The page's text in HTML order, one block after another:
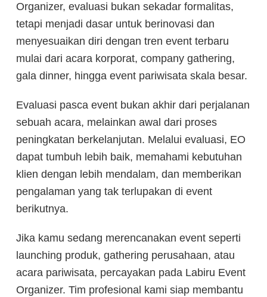
Organizer, evaluasi bukan sekadar formalitas,
tetapi menjadi dasar untuk berinovasi dan
menyesuaikan diri dengan tren event terbaru
mulai dari acara korporat, company gathering,
gala dinner, hingga event pariwisata skala besar.
Evaluasi pasca event bukan akhir dari perjalanan
sebuah acara, melainkan awal dari proses
peningkatan berkelanjutan. Melalui evaluasi, EO
dapat tumbuh lebih baik, memahami kebutuhan
klien dengan lebih mendalam, dan memberikan
pengalaman yang tak terlupakan di event
berikutnya.
Jika kamu sedang merencanakan event seperti
launching produk, gathering perusahaan, atau
acara pariwisata, percayakan pada Labiru Event
Organizer. Tim profesional kami siap membantu